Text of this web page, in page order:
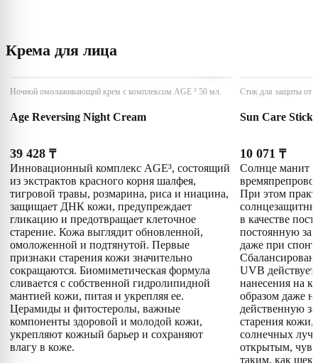
Крема для лица
Ночной омолаживающий крем с комплексом AGE ³ 50 мл.
Age Reversing Night Cream
39 428 ₸
Инновационный комплекс AGE³, состоящий
из экстрактов красного корня шалфея,
тигровой травы, розмарина, риса и ниацина,
защищает ДНК кожи, предупреждает
гликацию и предотвращает клеточное
старение. Кожа выглядит обновленной,
омоложенной и подтянутой. Первые
признаки старения кожи значительно
сокращаются. Биомиметическая формула
сливается с собственной гидролипидной
мантией кожи, питая и укрепляя ее.
Церамиды и фитостеролы, важные
компоненты здоровой и молодой кожи,
укрепляют кожный барьер и сохраняют
влагу в коже.
Стик для защиты от
Sun Care Stick
10 071 ₸
Солнце манит
При этом
в качестве
постоянную
даже при
UVB действует
нанесения на
образом даже
действенную
старения
солнечных
открытым,
таким, как